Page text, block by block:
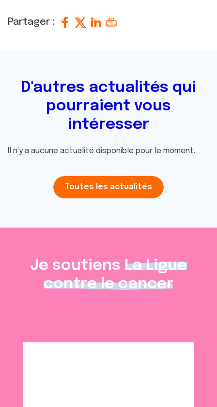
Partager :
D'autres actualités qui
pourraient vous
intéresser
Il n'y a aucune actualité disponible pour le moment.
Toutes les actualités
Je soutiens La Ligue
contre le cancer